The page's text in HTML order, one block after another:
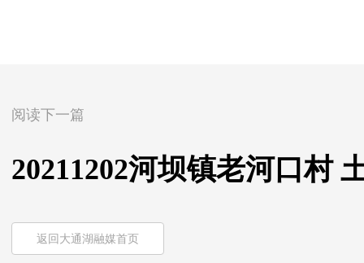
阅读下一篇
20211202河坝镇老河口村
返回大通湖融媒首页